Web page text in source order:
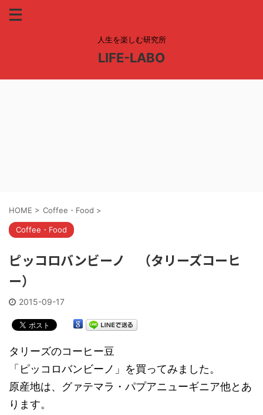
人生を楽しむ研究所
LIFE-LABO
HOME > Coffee・Food >
Coffee・Food
ピッコロバンビーノ （タリーズコーヒ
ー）
2015-09-17
タリーズのコーヒー豆
「ピッコロバンビーノ」を買ってみました。
原産地は、グァテマラ・パプアニューギニア他とあ
ります。